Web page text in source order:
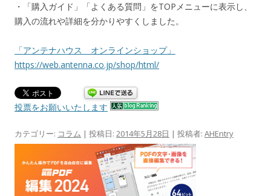
・「購入ガイド」「よくある質問」をTOPメニューに表示し、
購入の流れや詳細を分かりやすくしました。
「アンテナハウス オンラインショップ」
https://web.antenna.co.jp/shop/html/
投票をお願いいたします
カテゴリー: コラム | 投稿日: 2014年5月28日 | 投稿者: AHEntry